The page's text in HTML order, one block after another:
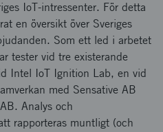
IoT-intressenter. För detta
en översikt över Sveriges
Som ett led i arbetet
tester vid tre existerande
Intel IoT Ignition Lab, en vid
med Sensative AB
Analys och
rapporteras muntligt (och